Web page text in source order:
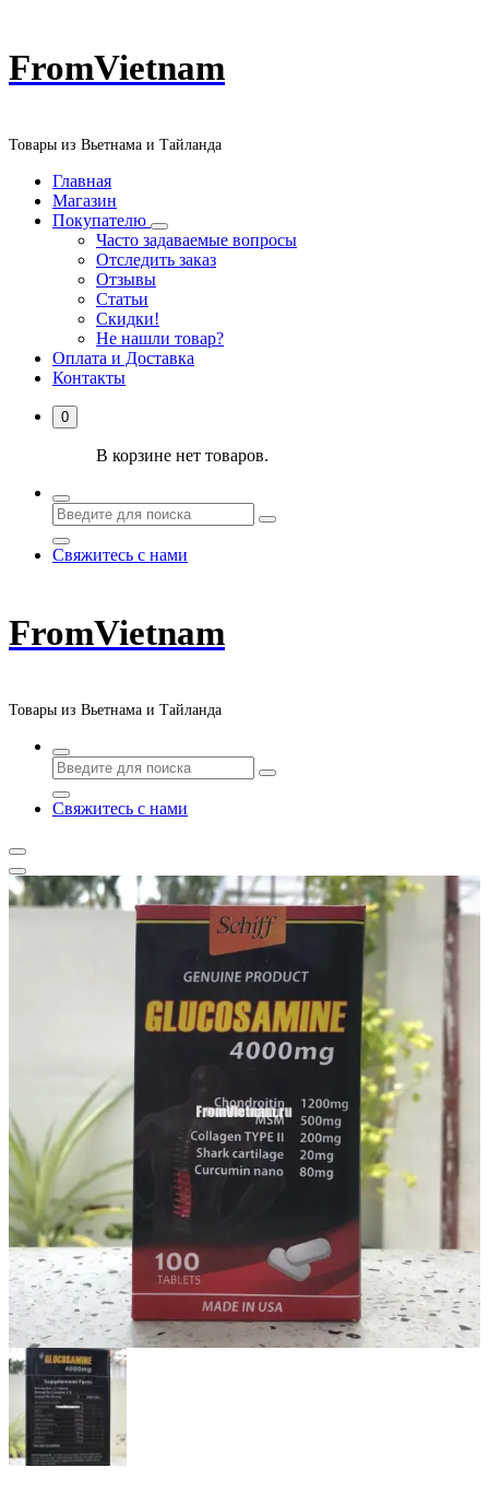
Перейти
к
FromVietnam
Товары из Вьетнама и Тайланда
Главная
Магазин
Покупателю
Часто задаваемые вопросы
Отследить заказ
Отзывы
Статьи
Скидки!
Не нашли товар?
Оплата и Доставка
Контакты
0
В корзине нет товаров.
Свяжитесь с нами
FromVietnam
Товары из Вьетнама и Тайланда
Свяжитесь с нами